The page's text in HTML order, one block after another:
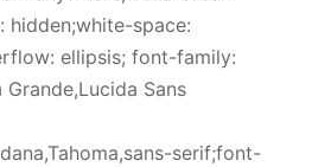
hidden;white-space:
ellipsis; font-family:
Sans
serif;font-